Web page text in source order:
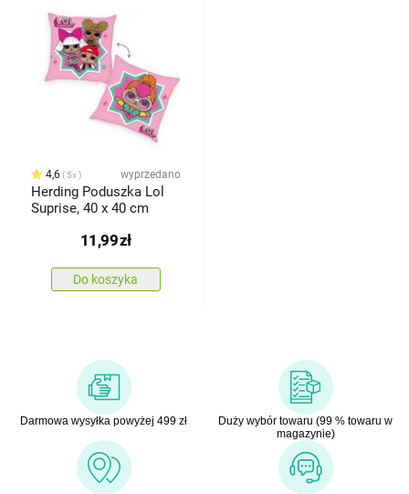
4,6 5x wyprzedano
Herding Poduszka Lol
Suprise, 40 x 40 cm
11,99zł
Do koszyka
Darmowa wysyłka powyżej 499 zł
Duży wybór towaru (99 % towaru w
magazynie)